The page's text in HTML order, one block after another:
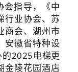
指导，《中
行业协会、苏
商会、湖州市
安徽省特种设
2025电梯更
金陵花园酒店